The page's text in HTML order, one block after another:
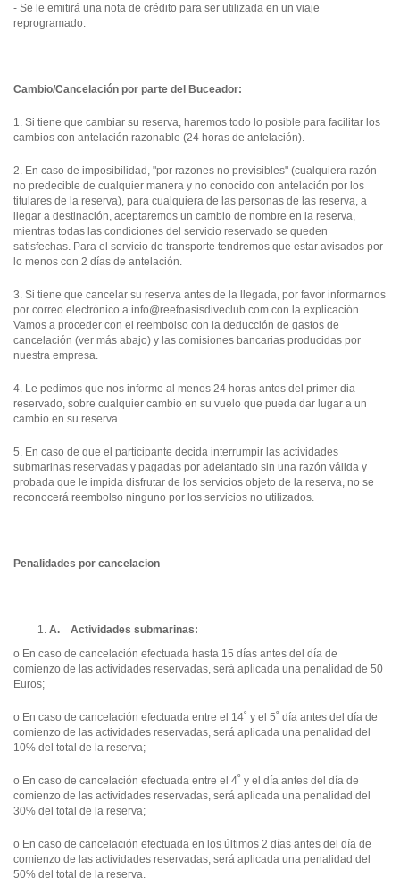
- Se le emitirá una nota de crédito para ser utilizada en un viaje
reprogramado.
Cambio/Cancelación por parte del Buceador:
1. Si tiene que cambiar su reserva, haremos todo lo posible para facilitar los
cambios con antelación razonable (24 horas de antelación).
2. En caso de imposibilidad, "por razones no previsibles" (cualquiera razón
no predecible de cualquier manera y no conocido con antelación por los
titulares de la reserva), para cualquiera de las personas de las reserva, a
llegar a destinación, aceptaremos un cambio de nombre en la reserva,
mientras todas las condiciones del servicio reservado se queden
satisfechas. Para el servicio de transporte tendremos que estar avisados por
lo menos con 2 días de antelación.
3. Si tiene que cancelar su reserva antes de la llegada, por favor informarnos
por correo electrónico a info@reefoasisdiveclub.com con la explicación.
Vamos a proceder con el reembolso con la deducción de gastos de
cancelación (ver más abajo) y las comisiones bancarias producidas por
nuestra empresa.
4. Le pedimos que nos informe al menos 24 horas antes del primer dia
reservado, sobre cualquier cambio en su vuelo que pueda dar lugar a un
cambio en su reserva.
5. En caso de que el participante decida interrumpir las actividades
submarinas reservadas y pagadas por adelantado sin una razón válida y
probada que le impida disfrutar de los servicios objeto de la reserva, no se
reconocerá reembolso ninguno por los servicios no utilizados.
Penalidades por cancelacion
A. Actividades submarinas:
o En caso de cancelación efectuada hasta 15 días antes del día de
comienzo de las actividades reservadas, será aplicada una penalidad de 50
Euros;
o En caso de cancelación efectuada entre el 14˚ y el 5˚ día antes del día de
comienzo de las actividades reservadas, será aplicada una penalidad del
10% del total de la reserva;
o En caso de cancelación efectuada entre el 4˚ y el día antes del día de
comienzo de las actividades reservadas, será aplicada una penalidad del
30% del total de la reserva;
o En caso de cancelación efectuada en los últimos 2 días antes del día de
comienzo de las actividades reservadas, será aplicada una penalidad del
50% del total de la reserva.